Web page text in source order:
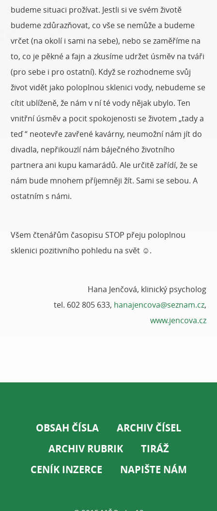
budeme situaci prožívat. Jestli si ve svém životě
budeme zdůrazňovat, co vše se nemůže a budeme
vrčet (na okolí i sami na sebe), nebo se zaměříme na
to, co je pěkné a fajn a zkusíme udržet úsměv na tváři
(pro sebe i pro ostatní). Když se rozhodneme svůj
život vidět jako poloplnou sklenici vody, nebudeme se
cítit ublíženě, že nám v ní té vody nějak ubylo. Ten
vnitřní úsměv a pocit spokojenosti se životem „tady a
teď “ neotevře zavřené kavárny, neumožní nám jít do
divadla, nepřikouzlí nám báječného životního
partnera ani kupu kamarádů. Ale určitě zařídí, že se
nám bude mnohem příjemněji žít. Sami se sebou. A
ostatním s námi.
Všem čtenářům časopisu STOP přeju poloplnou
sklenici pozitivního pohledu na svět ☺.
Hana Jenčová, klinický psycholog
tel. 602 805 633, hanajencova@seznam.cz,
www.jencova.cz
OBSAH ČÍSLA
ARCHIV ČÍSEL
ARCHIV RUBRIK
TIRÁŽ
CENÍK INZERCE
NAPIŠTE NÁM